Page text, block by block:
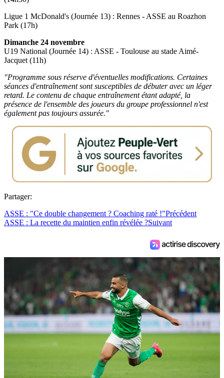
Ligue 1 McDonald's (Journée 13) : Rennes - ASSE au Roazhon
Park (17h)
Dimanche 24 novembre
U19 National (Journée 14) : ASSE - Toulouse au stade Aimé-
Jacquet (11h)
"Programme sous réserve d'éventuelles modifications. Certaines
séances d'entraînement sont susceptibles de débuter avec un léger
retard. Le contenu de chaque entraînement étant adapté, la
présence de l'ensemble des joueurs du groupe professionnel n'est
également pas toujours assurée."
Partager:
ASSE : "Ce double changement ? Coaching raté !"Précédent
ASSE : La recette du maintien enfin révélée ?Suivant